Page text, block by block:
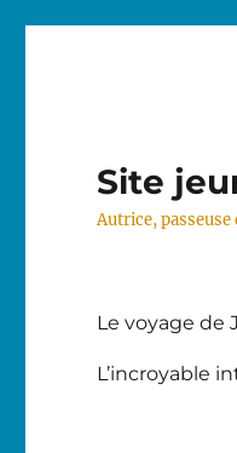
Site
Autrice,
Le voyage de
L’incroyable